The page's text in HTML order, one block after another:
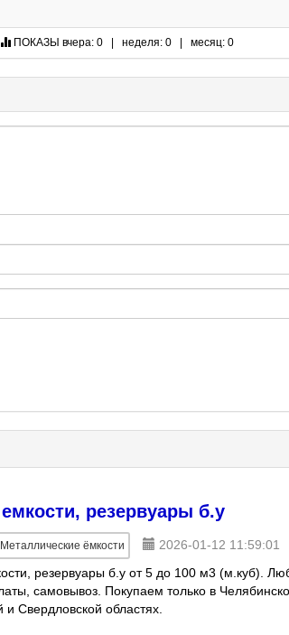
ПОКАЗЫ вчера: 0 | неделя: 0 | месяц: 0
резервуары б.у
ёмкости
2026-01-12 11:59:01
резервуары б.у от 5 до 100 м3 (м.куб).
самовывоз. Покупаем только в
и Свердловской областях.